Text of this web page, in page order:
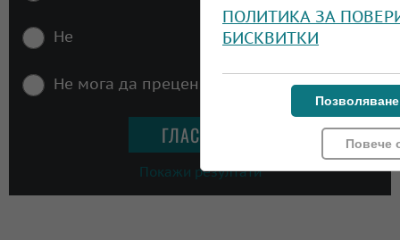
Не
Не мога да преценя
Покажи резултати
ПОЛИТИКА ЗА
БИСКВИТКИ
Повече